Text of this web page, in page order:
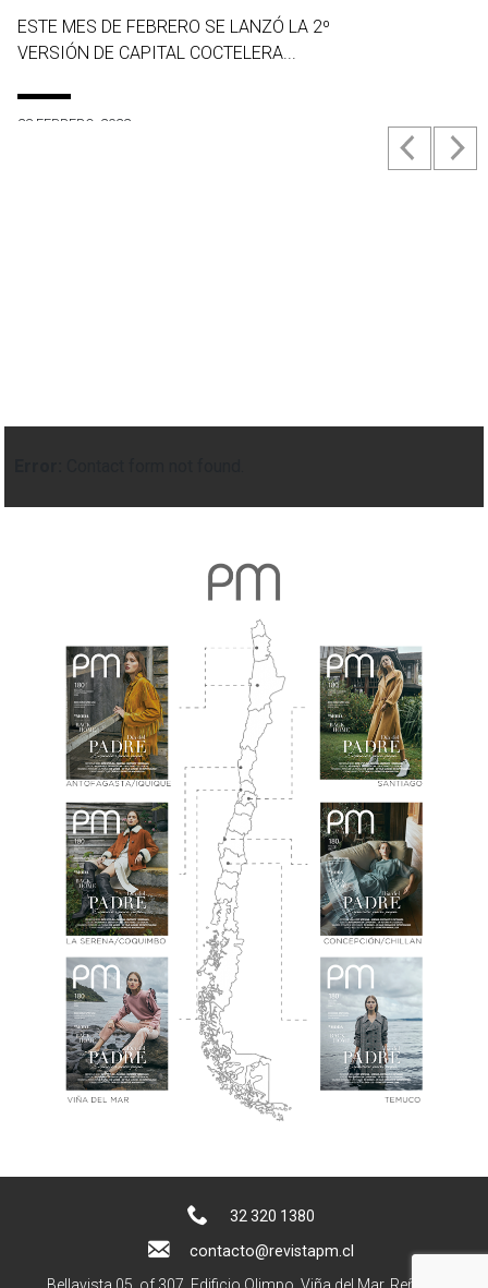
ESTE MES DE FEBRERO SE LANZÓ LA 2º
VERSIÓN DE CAPITAL COCTELERA...
23 FEBRERO, 2022
32 320 1380
contacto@revistapm.cl